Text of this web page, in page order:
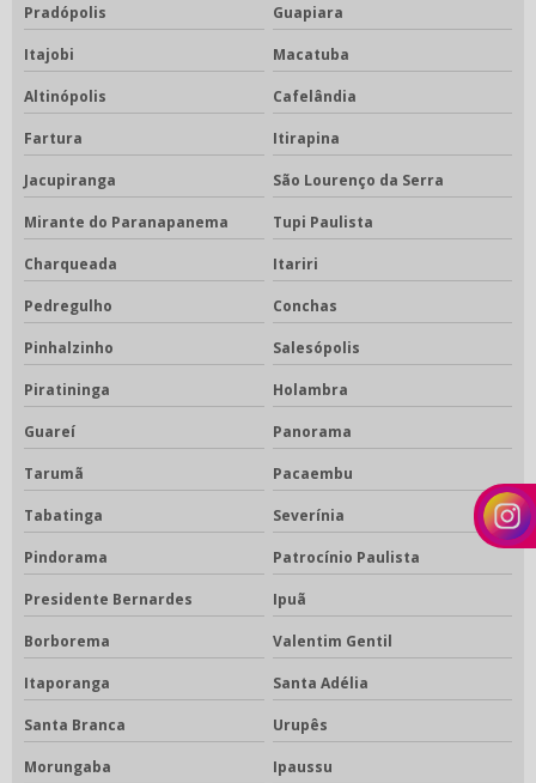
Pradópolis Guapiara
Itajobi Macatuba
Altinópolis Cafelândia
Fartura Itirapina
Jacupiranga São Lourenço da Serra
Mirante do Paranapanema Tupi Paulista
Charqueada Itariri
Pedregulho Conchas
Pinhalzinho Salesópolis
Piratininga Holambra
Guareí Panorama
Tarumã Pacaembu
Tabatinga Severínia
Pindorama Patrocínio Paulista
Presidente Bernardes Ipuã
Borborema Valentim Gentil
Itaporanga Santa Adélia
Santa Branca Urupês
Morungaba Ipaussu